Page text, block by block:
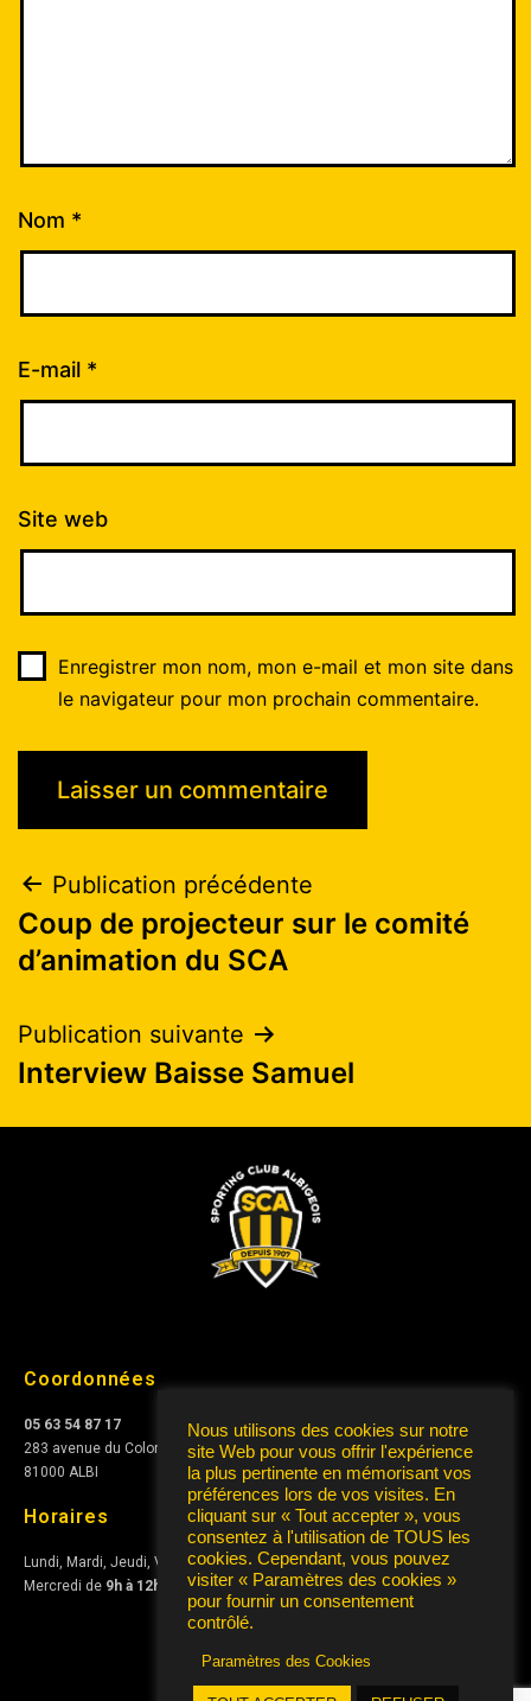
Nom *
E-mail *
Site web
Enregistrer mon nom, mon e-mail et mon site dans
le navigateur pour mon prochain commentaire.
Publication précédente
Coup de projecteur sur le comité
d’animation du SCA
Publication suivante
Interview Baisse Samuel
Coordonnées
05 63 54 87 17
283 avenue du Colonel Teyssier
81000 ALBI
Horaires
Lundi, Mardi, Jeudi, Vendredi de10h à 12het de15h à 17h
Mercredi de 9h à 12h
Nous utilisons des cookies sur notre
site Web pour vous offrir l'expérience
la plus pertinente en mémorisant vos
préférences lors de vos visites. En
cliquant sur « Tout accepter », vous
consentez à l'utilisation de TOUS les
cookies. Cependant, vous pouvez
visiter « Paramètres des cookies »
pour fournir un consentement
contrôlé.
Paramètres des Cookies